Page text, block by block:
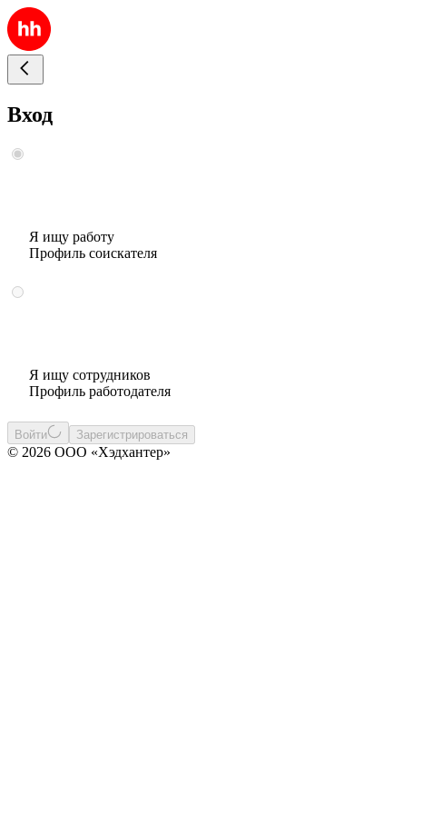
Вход
Я ищу работу
Профиль соискателя
Я ищу сотрудников
Профиль работодателя
Войти Зарегистрироваться
© 2026 ООО «Хэдхантер»